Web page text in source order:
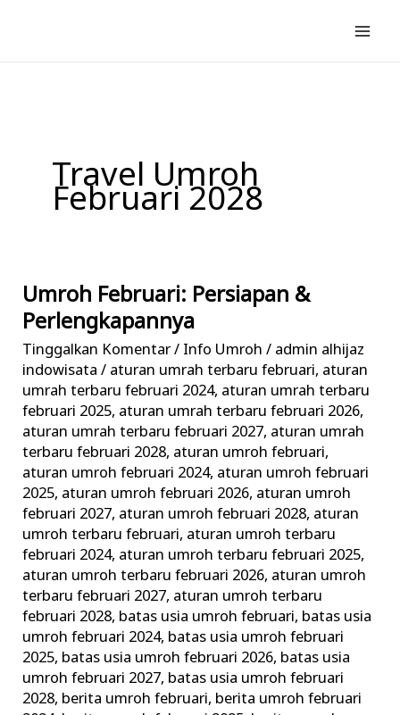
konten
Travel Umroh
Februari 2028
Umroh Februari: Persiapan &
Perlengkapannya
Tinggalkan Komentar/ Info Umroh / admin alhijaz
indowisata/ aturan umrah terbaru februari, aturan
umrah terbaru februari 2024, aturan umrah terbaru
februari 2025, aturan umrah terbaru februari 2026,
aturan umrah terbaru februari 2027, aturan umrah
terbaru februari 2028, aturan umroh februari,
aturan umroh februari 2024, aturan umroh februari
2025, aturan umroh februari 2026, aturan umroh
februari 2027, aturan umroh februari 2028, aturan
umroh terbaru februari, aturan umroh terbaru
februari 2024, aturan umroh terbaru februari 2025,
aturan umroh terbaru februari 2026, aturan umroh
terbaru februari 2027, aturan umroh terbaru
februari 2028, batas usia umroh februari, batas usia
umroh februari 2024, batas usia umroh februari
2025, batas usia umroh februari 2026, batas usia
umroh februari 2027, batas usia umroh februari
2028, berita umroh februari, berita umroh februari
Umroh
Februari:
Persiapan
&
Perlengkapannya